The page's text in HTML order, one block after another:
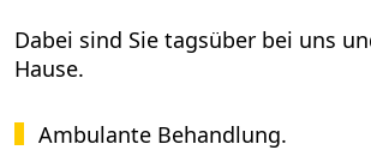
Dabei sind Sie tagsüber bei uns
Hause.
Ambulante Behandlung.